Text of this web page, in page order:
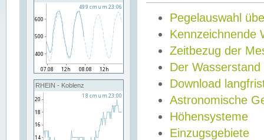
RHEIN - Koblenz
Pegelauswahl
Kennzeichnende
Zeitbezug der
Der Wasserstand
Download
Astronomische
Höhensysteme
Einzugsgebiete